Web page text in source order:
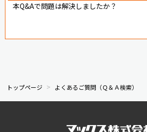
本Q&Aで問題は解決しましたか？
トップページ よくあるご質問（Ｑ＆Ａ検索）